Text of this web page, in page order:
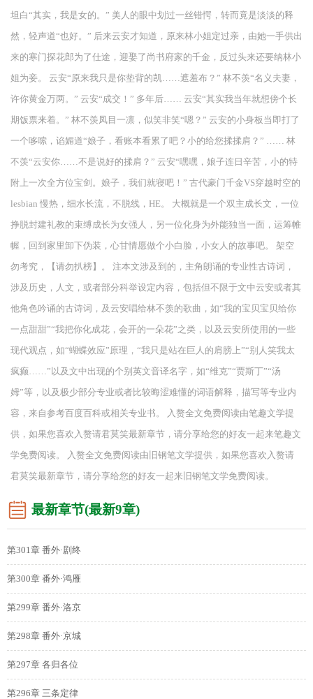
坦白“其实，我是女的。” 美人的眼中划过一丝错愕，转而竟是淡淡的释
然，轻声道“也好。” 后来云安才知道，原来林小姐定过亲，由她一手供出
来的寒门探花郎为了仕途，迎娶了尚书府家的千金，反过头来还要纳林小
姐为妾。 云安“原来我只是你垫背的凯……遮羞布？” 林不羡“名义夫妻，
许你黄金万两。” 云安“成交！” 多年后…… 云安“其实我当年就想傍个长
期饭票来着。” 林不羡凤目一凛，似笑非笑“嗯？” 云安的小身板当即打了
一个哆嗦，谄媚道“娘子，看账本看累了吧？小的给您揉揉肩？” …… 林
不羡“云安你……不是说好的揉肩？” 云安“嘿嘿，娘子连日辛苦，小的特
附上一次全方位宝剑。娘子，我们就寝吧！” 古代豪门千金VS穿越时空的
lesbian 慢热，细水长流，不脱线，HE。 大概就是一个双主成长文，一位
挣脱封建礼教的束缚成长为女强人，另一位化身为外能独当一面，运筹帷
幄，回到家里卸下伪装，心甘情愿做个小白脸，小女人的故事吧。 架空
勿考究，【请勿扒榜】。 注本文涉及到的，主角朗诵的专业性古诗词，
涉及历史，人文，或者部分科举设定内容，包括但不限于文中云安或者其
他角色吟诵的古诗词，及云安唱给林不羡的歌曲，如“我的宝贝宝贝给你
一点甜甜”“我把你化成花，会开的一朵花”之类，以及云安所使用的一些
现代观点，如“蝴蝶效应”原理，“我只是站在巨人的肩膀上”“别人笑我太
疯癫……”以及文中出现的个别英文音译名字，如“维克”“贾斯丁”“汤
姆”等，以及极少部分专业或者比较晦涩难懂的词语解释，描写等专业内
容，来自参考百度百科或相关专业书。 入赘全文免费阅读由笔趣文学提
供，如果您喜欢入赘请君莫笑最新章节，请分享给您的好友一起来笔趣文
学免费阅读。 入赘全文免费阅读由旧钢笔文学提供，如果您喜欢入赘请
君莫笑最新章节，请分享给您的好友一起来旧钢笔文学免费阅读。
最新章节(最新9章)
第301章 番外·剧终
第300章 番外·鸿雁
第299章 番外·洛京
第298章 番外·京城
第297章 各归各位
第296章 三条定律